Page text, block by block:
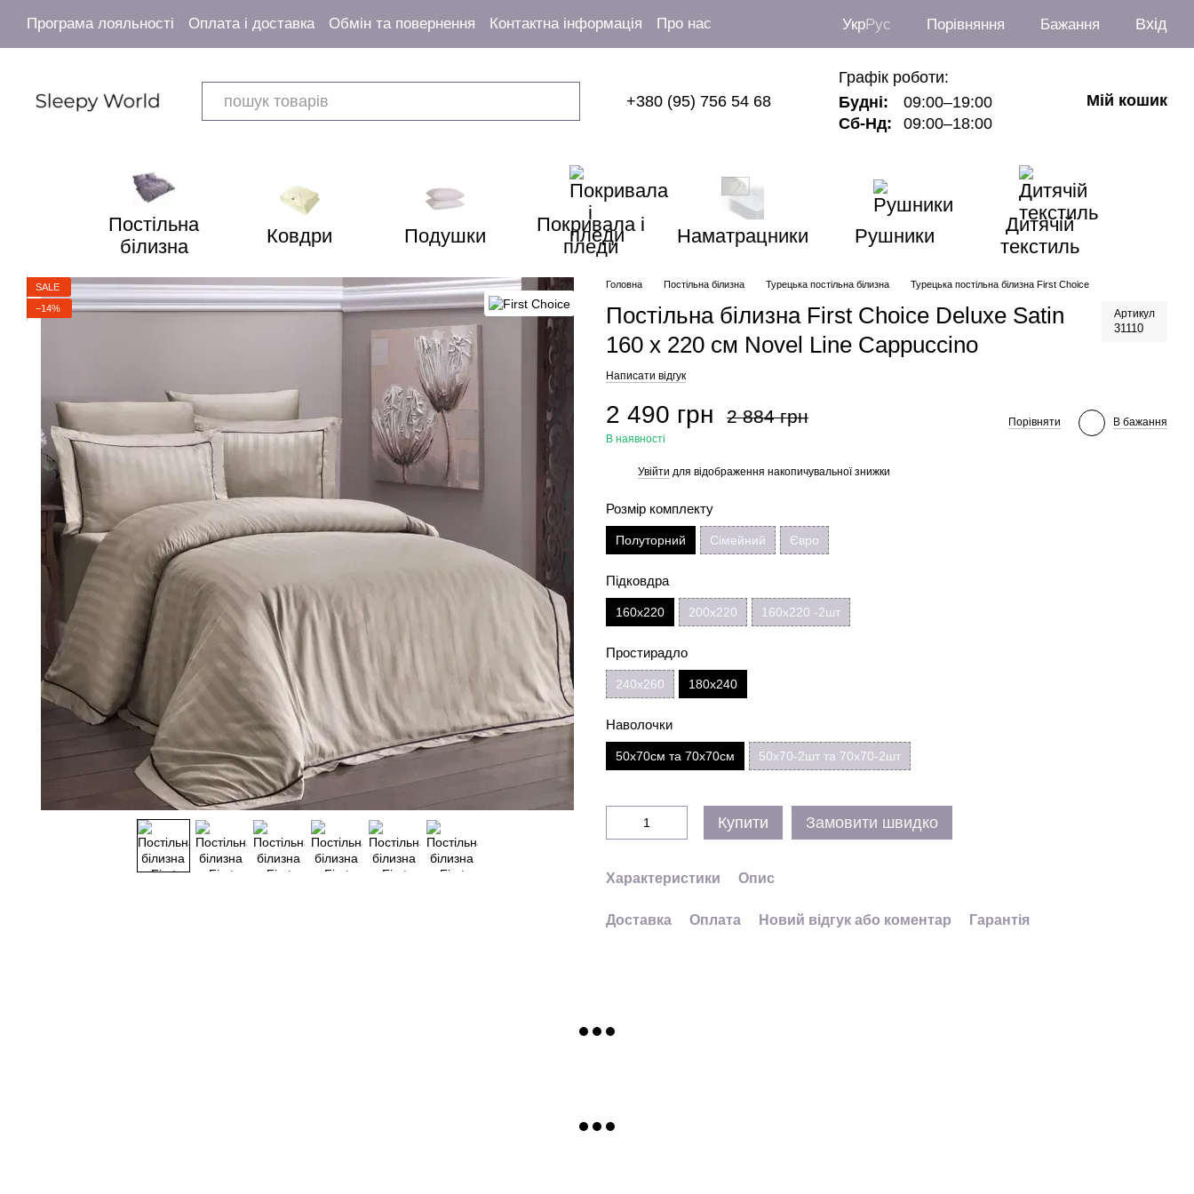
Програма лояльності Оплата і доставка Обмін та повернення Контактна інформація
Про нас
Угода користувача
УкрРус Порівняння Бажання Вхід
+380 (95) 756 54 68
Графік роботи:
Будні:
09:00–19:00
Сб-Нд:
09:00–18:00
Мій кошик
Постільна
білизна
Ковдри Подушки
Покривала і
пледи
Наматрацники Рушники
Дитячій
текстиль
SALE
−14%
Головна Постільна білизна Турецька постільна білизна Турецька постільна білизна First Choice
Постільна білизна First Choice Deluxe Satin
160 х 220 см Novel Line Cappuccino
Артикул
31110
Написати відгук
2 490 грн 2 884 грн
В наявності
Порівняти В бажання
Увійти для відображення накопичувальної знижки
Розмір комплекту
Полуторний Сімейний Євро
Підковдра
160х220 200х220 160х220 -2шт
Простирадло
240х260 180х240
Наволочки
50х70см та 70х70см 50х70-2шт та 70х70-2шт
Купити Замовити швидко
Характеристики Опис
Доставка Оплата Новий відгук або коментар Гарантія